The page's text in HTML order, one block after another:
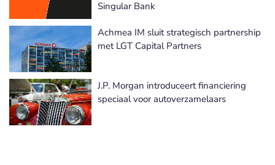
Singular Bank
Achmea IM sluit strategisch partnership
met LGT Capital Partners
J.P. Morgan introduceert financiering
speciaal voor autoverzamelaars